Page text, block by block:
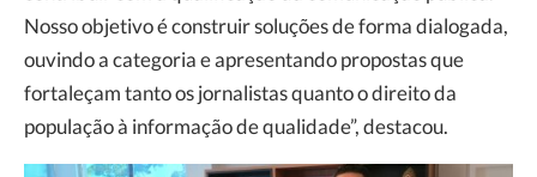
Nosso objetivo é construir soluções de forma dialogada,
ouvindo a categoria e apresentando propostas que
fortaleçam tanto os jornalistas quanto o direito da
população à informação de qualidade”, destacou.